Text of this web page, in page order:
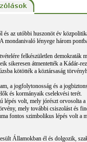
és az utóbbi huszonöt év
mondanivaló lényege három
felkészületlen demokraták
sikeresen átmentették a Kádár-
kötötték a köztársaság
a jogfolytonosság és a
és kormányaik cselekvési terét.
lépés volt, mely jórészt orvosolta a
mely további csiszolást és
fontos szimbolikus lépés volt a
Államokban él és dolgozik,